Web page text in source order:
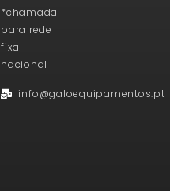
*chamada
para rede
fixa
nacional
info@galoequipamentos.pt